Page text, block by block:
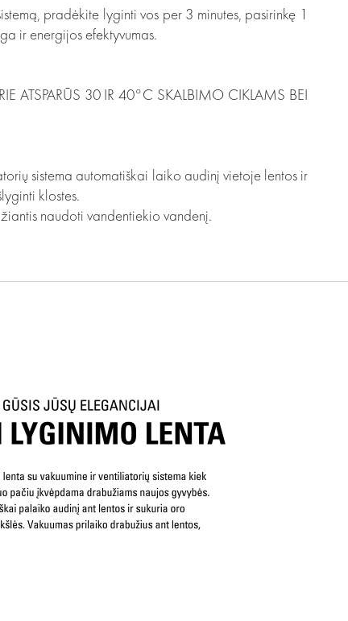
pradėkite lyginti vos per 3 minutes, pasirinkę 1
ir energijos efektyvumas.
ATSPARŪS 30 IR 40°C SKALBIMO CIKLAMS BEI
sistema automatiškai laiko audinį vietoje lentos ir
klostes.
naudoti vandentiekio vandenį.